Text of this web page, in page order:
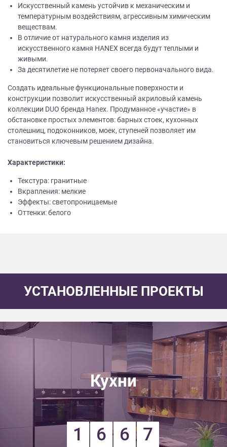
Искусственный камень устойчив к механическим и
температурным воздействиям, агрессивным химическим
веществам.
В отличие от натурального камня изделия из
искусственного камня НANEХ всегда будут теплыми и
живыми.
За десятилетие не потеряет своего первоначального вида.
Создать идеальные функциональные поверхности и
конструкции позволит искусственный акриловый камень
коллекции DUO бренда Hanex. Продуманное «участие» в
обстановке простых элементов: барных стоек, кухонных
столешниц, подоконников, моек, ступеней позволяет им
становиться ключевым решением дизайна.
Характеристики:
Текстура: гранитные
Вкрапления: мелкие
Эффекты: светопроницаемые
Оттенки: белого
УСТАНОВЛЕННЫЕ ПРОЕКТЫ
Кухни
1 6 6 7